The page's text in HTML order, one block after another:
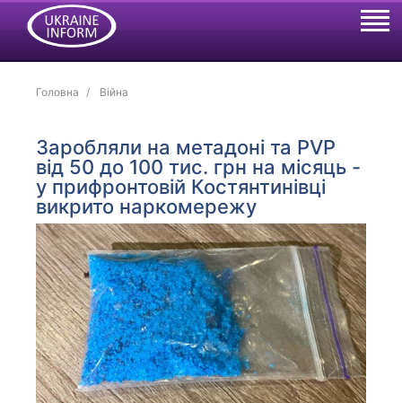
Головна Війна
Заробляли на метадоні та PVP
від 50 до 100 тис. грн на місяць -
у прифронтовій Костянтинівці
викрито наркомережу